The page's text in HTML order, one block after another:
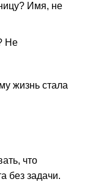
Имя, не
Не
жизнь стала
что
без задачи.